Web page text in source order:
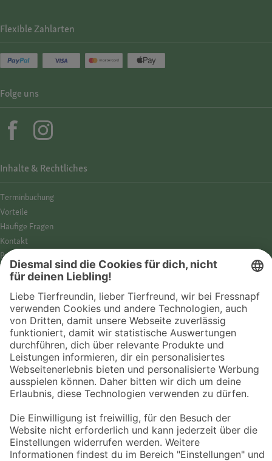
© 2026 Fressnapf Tiernahrungs GmbH
Westpreußenstraße 32-38
Inhalte & Rechtliches
Termin­buchung
Vorteile
Häufige Fragen
Kontakt
Barrierefreiheit
Impressum
Datenschutz­hinweise
Cookies
AGB
Entdecke Fressnapf
Tierversicherung
GPS-Tracker
Fressnapf Salon
Online-Shop
Flexible Zahlarten
Folge uns